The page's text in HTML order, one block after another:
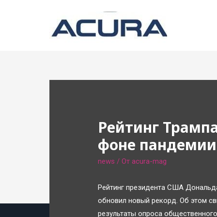
Рейтинг
фоне пандемии
news / От acura-mag
Рейтинг президента США
обновил новый рекорд. Об этом
результаты опроса